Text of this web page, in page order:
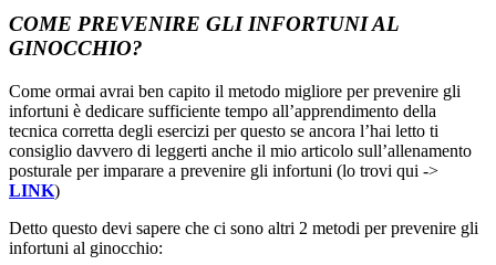
COME PREVENIRE GLI INFORTUNI AL
GINOCCHIO?
Come ormai avrai ben capito il metodo migliore per prevenire gli
infortuni è dedicare sufficiente tempo all’apprendimento della
tecnica corretta degli esercizi per questo se ancora l’hai letto ti
consiglio davvero di leggerti anche il mio articolo sull’allenamento
posturale per imparare a prevenire gli infortuni (lo trovi qui ->
LINK)
Detto questo devi sapere che ci sono altri 2 metodi per prevenire gli
infortuni al ginocchio: